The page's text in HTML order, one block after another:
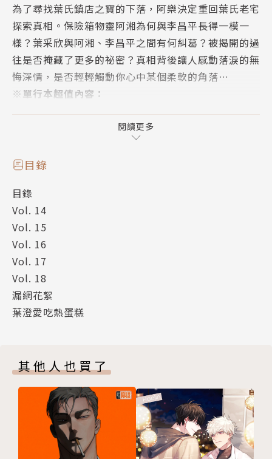
為了尋找葉氏鎮店之寶的下落，阿樂決定重回葉氏老宅
探索真相。保險箱物靈阿湘為何與李昌平長得一模一
樣？葉采欣與阿湘、李昌平之間有何糾葛？被揭開的過
往是否掩藏了更多的祕密？真相背後讓人感動落淚的無
悔深情，是否輕輕觸動你心中某個柔軟的角落…
※單行本超值內容：
●作者花絮「葉澄愛吃熱蛋糕」
葉澄
●夢夢、甜芯月刊插畫家。
●夢HONEY遊樂園線上精品館插圖主筆。
●漫畫型企劃單元「熊熊愛上妳」自2010年5月開始連
始連載，收錄為短篇傑作集《花漾花語》，為尖端重點
栽培漫畫家。
●已出版單行本《熊熊愛上妳》《花漾花語》《星星的
閱讀更多
目錄
目錄
Vol. 14
Vol. 15
Vol. 16
Vol. 17
Vol. 18
漏網花絮
葉澄愛吃熱蛋糕
其他人也買了